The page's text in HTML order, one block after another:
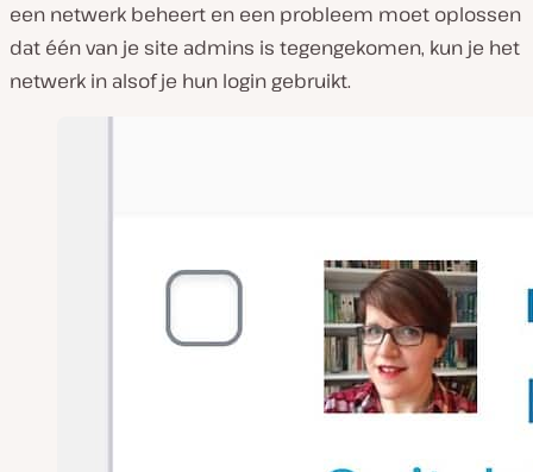
een netwerk beheert en een probleem moet oplossen
dat één van je site admins is tegengekomen, kun je het
netwerk in alsof je hun login gebruikt.